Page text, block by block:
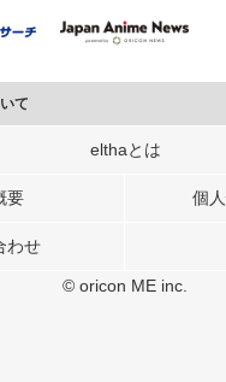
て
を使用して、ユーザーに合わ
データ解析の各パートナーに提
elthaとは
要 個
わせ
© oricon ME inc.